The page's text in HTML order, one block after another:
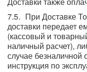
При Доставке
доставки передает
(кассовый и
наличный расчет),
случае безналичной
инструкция по